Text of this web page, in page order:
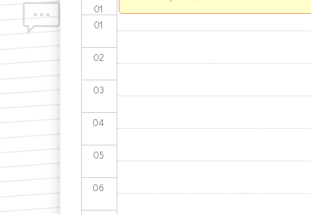
01
01
02
03
04
05
06